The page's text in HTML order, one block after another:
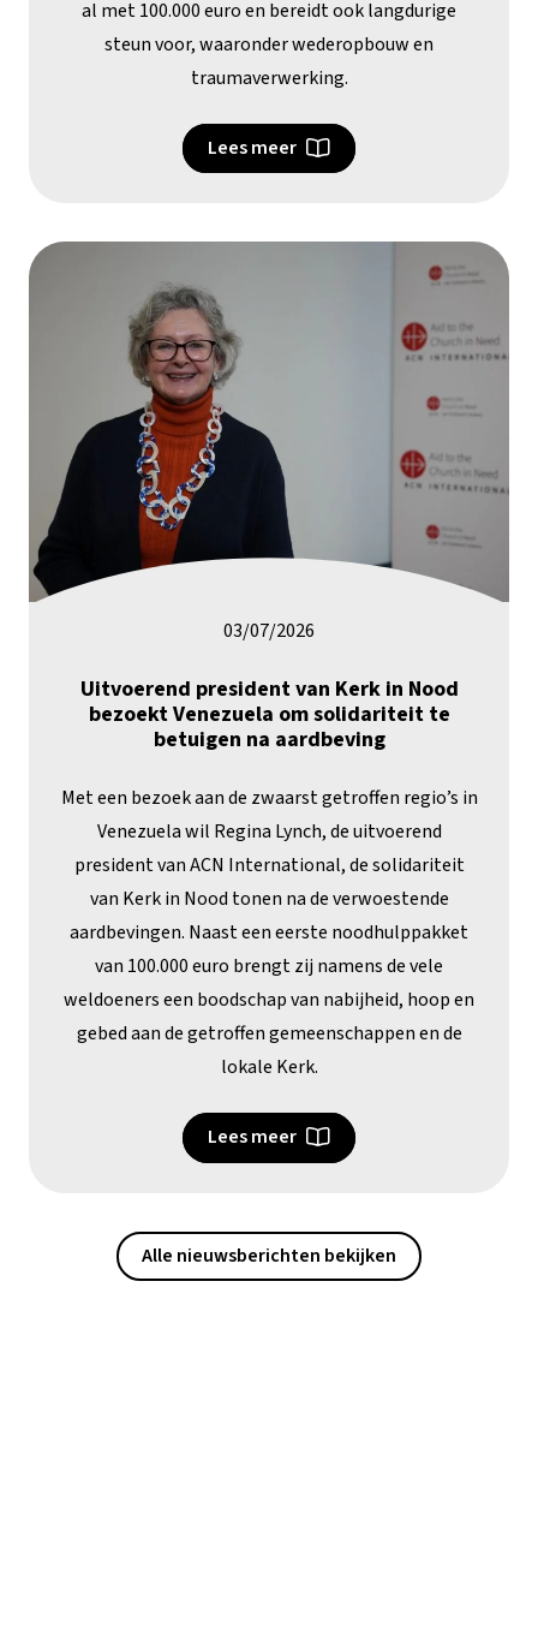
al met 100.000 euro en bereidt ook langdurige
steun voor, waaronder wederopbouw en
traumaverwerking.
Lees meer
03/07/2026
Uitvoerend president van Kerk in Nood
bezoekt Venezuela om solidariteit te
betuigen na aardbeving
Met een bezoek aan de zwaarst getroffen regio’s in
Venezuela wil Regina Lynch, de uitvoerend
president van ACN International, de solidariteit
van Kerk in Nood tonen na de verwoestende
aardbevingen. Naast een eerste noodhulppakket
van 100.000 euro brengt zij namens de vele
weldoeners een boodschap van nabijheid, hoop en
gebed aan de getroffen gemeenschappen en de
lokale Kerk.
Lees meer
Alle nieuwsberichten bekijken